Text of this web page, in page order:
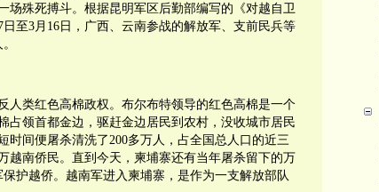
场殊死搏斗。根据昆明军区后勤部编写的《对越自卫
至3月16日，广西、云南参战的解放军、支前民兵等
人类红色高棉政权。布尔布特领导的红色高棉是一个
占领首都金边，驱赶金边居民到农村，没收城市居民
时间便屠杀清洗了200多万人，占全国总人口的近三
越南侨民。直到今天，柬埔寨还有当年屠杀留下的万
护越侨。越南军进入柬埔寨，是作为一支解放部队